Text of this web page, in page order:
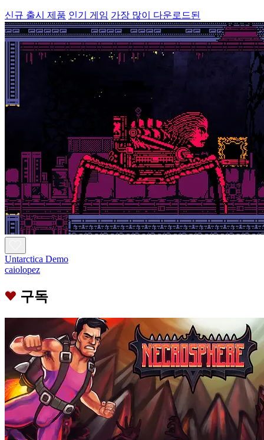
신규 출시 제품 인기 게임 가장 많이 다운로드된
Untarctica Demo
caiolopez
구독